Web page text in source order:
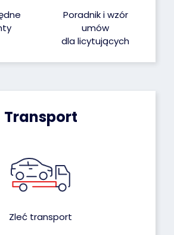
Poradnik i wzór
umów
dla licytujących
Transport
Zleć transport